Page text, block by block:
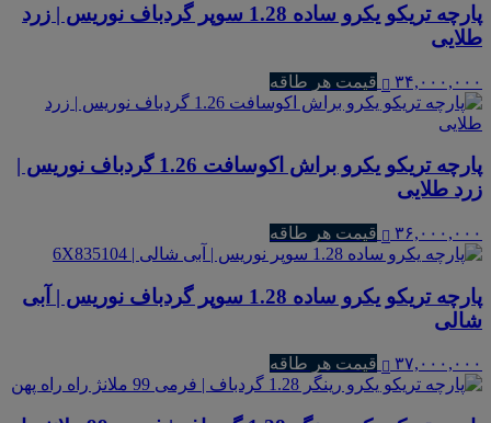
پارچه تریکو یکرو ساده 1.28 سوپر گردباف نوریس | زرد
طلایی
۳۴,۰۰۰,۰۰۰ قیمت هر طاقه
پارچه تریکو یکرو براش اکوسافت 1.26 گردباف نوریس |
زرد طلایی
۳۶,۰۰۰,۰۰۰ قیمت هر طاقه
پارچه تریکو یکرو ساده 1.28 سوپر گردباف نوریس | آبی
شالی
۳۷,۰۰۰,۰۰۰ قیمت هر طاقه